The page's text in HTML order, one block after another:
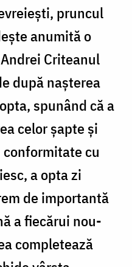
pruncul
anumită o
Criteanul
după nașterea
spunând că a
celor șapte și
cu
a opta zi
de importantă
a fiecărui nou-
completează